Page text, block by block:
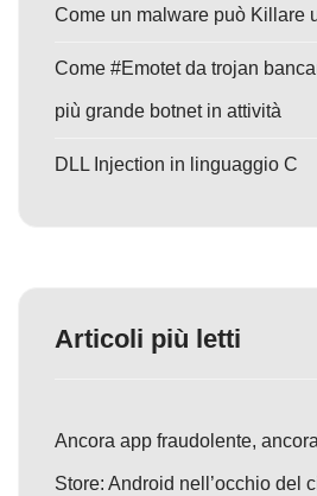
Come un malware può Killare
Come #Emotet da trojan
più grande botnet in attività
DLL Injection in linguaggio C
Articoli più letti
Ancora app fraudolente,
Store: Android nell’occhio del